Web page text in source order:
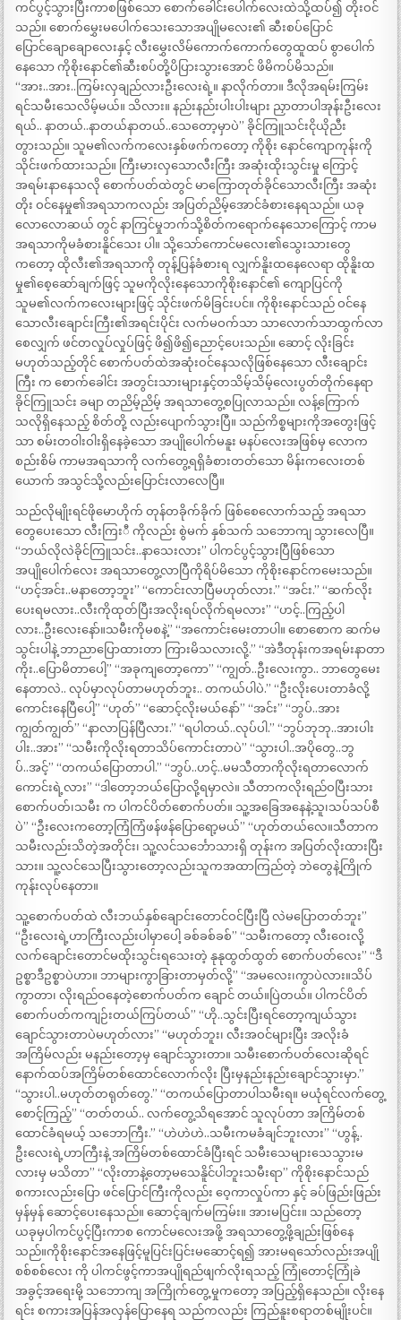
ကင်ပွင့်သွားပြီးကာစဖြစ်သော စောက်ခေါင်းပေါက်လေးထဲသို့ထပ်၍ တိုးဝင်
သည်။ စောက်မွှေးမပေါက်သေးသောအပျိုမလေး၏ ဆီးစပ်ပြောင်
ပြောင်ချောချောလေးနှင့် လီးမွှေးလိမ်ကောက်ကောက်တွေထူထပ် စွာပေါက်
နေသော ကိုစိုးနောင်၏ဆီးစပ်တို့ပိပြားသွားအောင် ဖိမိကပ်မိသည်။
“အား..အား..ကြမ်းလှချည်လားဦးလေးရဲ့။ နာလိုက်တာ။ ဒီလိုအရမ်းကြမ်း
ရင်သမီးသေလိမ့်မယ်။ သိလား။ နည်းနည်းပါးပါးများ ညှာတာပါအုန်းဦးလေး
ရယ်.. နာတယ်..နာတယ်နာတယ်..သေတော့မှာပဲ” ခိုင်ကြူသင်းငိုယိုညီး
တွားသည်။ သူမ၏လက်ကလေးနှစ်ဖက်ကတော့ ကိုစိုး နောင်ကျောကုန်းကို
သိုင်းဖက်ထားသည်။ ကြီးမားလှသောလီးကြီး အဆုံးထိုးသွင်းမှု ကြောင့်
အရမ်းနာနေသလို စောက်ပတ်ထဲတွင် မာကြောတုတ်ခိုင်သောလီးကြီး အဆုံး
တိုး ဝင်နေမှု၏အရသာကလည်း အပြတ်ညိမ့်အောင်ခံစားနေရသည်။ ယခု
လောလောဆယ် တွင် နာကြင်မှုဘက်သို့စိတ်ကရောက်နေသောကြောင့် ကာမ
အရသာကိုမခံစားနိူင်သေး ပါ။ သို့သော်ကောင်မလေး၏သွေးသားတွေ
ကတော့ ထိုလီး၏အရသာကို တုန့်ပြန်ခံစားရ လျှက်နိူးထနေလေရာ ထိုနိူးထ
မှု၏စေ့ဆော်ချက်ဖြင့် သူမကိုလိုးနေသောကိုစိုးနောင်၏ ကျောပြင်ကို
သူမ၏လက်ကလေးများဖြင့် သိုင်းဖက်မိခြင်းပင်။ ကိုစိုးနောင်သည် ဝင်နေ
သောလီးချောင်းကြီး၏အရင်းပိုင်း လက်မဝက်သာ သာလောက်သာထွက်လာ
စေလျှက် ဖင်တလှုပ်လှုပ်ဖြင့် ဖိ၍ဖိ၍ညောင့်ပေးသည်။ ဆောင့် လိုးခြင်း
မဟုတ်သည့်တိုင် စောက်ပတ်ထဲအဆုံးဝင်နေသလိုဖြစ်နေသော လီးချောင်း
ကြီး က စောက်ခေါင်း အတွင်းသားများနှင့်တသိမ့်သိမ့်လေးပွတ်တိုက်နေရာ
ခိုင်ကြူသင်း ခမျာ တညိမ့်ညိမ့် အရသာတွေ့စပြုလာသည်။ လန့်ကြောက်
သလိုရှိနေသည့် စိတ်တို့ လည်းပျောက်သွားပြီ။ သည်ကိစ္စများကိုအတွေးဖြင့်
သာ စမ်းတဝါးဝါးရှိနေခဲ့သော အပျိုပေါက်မနူး မနပ်လေးအဖြစ်မှ လောက
စည်းစိမ် ကာမအရသာကို လက်တွေ့ရရှိခံစားတတ်သော မိန်းကလေးတစ်
ယောက် အသွင်သို့လည်းပြောင်းလာလေပြီ။
သည်လိုမျိုးရင်ဖိုမောဟိုက် တုန်တခိုက်ခိုက် ဖြစ်စေလောက်သည့် အရသာ
တွေပေးသော လီးကြးီ ကိုလည်း စွဲမက် နှစ်သက် သဘောကျ သွားလေပြီ။
“ဘယ်လိုလဲခိုင်ကြူသင်း..နာသေးလား” ပါကင်ပွင့်သွားပြီဖြစ်သော
အပျိုပေါက်လေး အရသာတွေ့လာပြီကိုရိပ်မိသော ကိုစိုးနောင်ကမေးသည်။
“ဟင့်အင်း..မနာတော့ဘူး” “ကောင်းလာပြီမဟုတ်လား.” “အင်း.” “ဆက်လိုး
ပေးရမလား..လီးကိုထုတ်ပြီးအလိုးရပ်လိုက်ရမလား” “ဟင့်..ကြည့်ပါ
လား..ဦးလေးနော်။သမီးကိုမစနဲ့” “အကောင်းမေးတာပါ။ စောစောက ဆက်မ
သွင်းပါနဲ့ ဘာညာပြောထားတာ ကြားမိသလားလို့.” “အဲဒီတုန်းကအရမ်းနာတာ
ကိုး..ပြောမိတာပေါ့” “အခုကျတော့ကော” “ကျွတ်..ဦးလေးကွာ.. ဘာတွေမေး
နေတာလဲ.. လုပ်မှာလုပ်တာမဟုတ်ဘူး.. တကယ်ပါပဲ.” “ဦးလိုးပေးတာခံလို့
ကောင်းနေပြီပေါ့” “ဟုတ်” “ဆောင့်လိုးမယ်နော်” “အင်း” “ဘွပ်..အား
ကျွတ်ကျွတ်” “နာလာပြန်ပြီလား.” “ရပါတယ်..လုပ်ပါ.” “ဘွပ်ဘုဘု..အားပါး
ပါး..အား” “သမီးကိုလိုးရတာသိပ်ကောင်းတာပဲ” “သွားပါ..အပိုတွေ..ဘွ
ပ်..အင့်” “တကယ်ပြောတာပါ.” “ဘွပ်..ဟင့်..မမသီတာကိုလိုးရတာလောက်
ကောင်းရဲ့လား” “ဒါတော့ဘယ်ပြောလို့ရမှာလဲ။ သီတာကလိုးရည်ဝပြီးသား
စောက်ပတ်၊သမီး က ပါကင်ပိတ်စောက်ပတ်။ သူ့အခြေအနေနဲ့သူ၊သပ်သပ်စီ
ပဲ” “ဦးလေးကတော့ကြံကြံဖန်ဖန်ပြောရော့မယ်” “ဟုတ်တယ်လေ။သီတာက
သမီးလည်းသိတဲ့အတိုင်း၊ သူ့လင်သင်္ဘောသားရှိ တုန်းက အပြတ်လိုးထားပြီး
သား။ သူ့လင်သေပြီးသွားတော့လည်းသူကအထာကြည်တဲ့ ဘဲတွေနဲ့ကြိုက်
ကုန်းလုပ်နေတာ။
သူ့စောက်ပတ်ထဲ လီးဘယ်နှစ်ချောင်းတောင်ဝင်ပြီးပြီ လဲမပြောတတ်ဘူး”
“ဦးလေးရဲ့ဟာကြီးလည်းပါမှာပေါ့ ခစ်ခစ်ခစ်” “သမီးကတော့ လီးဝေးလို့
လက်ချောင်းတောင်မထိုးသွင်းရသေးတဲ့ နုနုထွတ်ထွတ် စောက်ပတ်လေး” “ဒီ
ဥစ္စာဒီဥစ္စာပဲဟာ။ ဘာများကွာခြားတာမှတ်လို့” “အမလေး၊ကွာပဲလား။သိပ်
ကွာတာ၊ လိုးရည်ဝနေတဲ့စောက်ပတ်က ချောင် တယ်။ပြဲတယ်။ ပါကင်ပိတ်
စောက်ပတ်ကကျဉ်းတယ်ကြပ်တယ်” “ဟို..သွင်းပြီးရင်တော့ကျယ်သွား
ချောင်သွားတာပဲမဟုတ်လား” “မဟုတ်ဘူး၊ လီးအဝင်များပြီး အလိုးခံ
အကြိမ်လည်း မနည်းတော့မှ ချောင်သွားတာ။ သမီးစောက်ပတ်လေးဆိုရင်
နောက်ထပ်အကြိမ်တစ်ထောင်လောက်လိုး ပြီးမှနည်းနည်းချောင်သွားမှာ.”
“သွားပါ..မဟုတ်တရုတ်တွေ.” “တကယ်ပြောတာပါသမီးရ။ မယုံရင်လက်တွေ့
စောင့်ကြည့်” “တတ်တယ်.. လက်တွေ့သိရအောင် သူလုပ်တာ အကြိမ်တစ်
ထောင်ခံရမယ့် သဘောကြီး.” “ဟဲဟဲဟဲ..သမီးကမခံချင်ဘူးလား” “ဟွန့်..
ဦးလေးရဲ့ဟာကြီးနဲ့ အကြိမ်တစ်ထောင်ခံပြီးရင် သမီးသေများသေသွားမ
လားမှ မသိတာ” “လိုးတာနဲ့တော့မသေနိူင်ပါဘူးသမီးရာ” ကိုစိုးနောင်သည်
စကားလည်းပြော ဖင်ပြောင်ကြီးကိုလည်း ဝေ့ကာလှုပ်ကာ နှင့် ခပ်ဖြည်းဖြည်း
မှန်မှန် ဆောင့်ပေးနေသည်။ ဆောင့်ချက်မကြမ်း။ အားမပြင်း။ သည်တော့
ယခုမှပါကင်ပွင့်ပြီးကာစ ကောင်မလေးအဖို့ အရသာတွေ့ဖို့ချည်းဖြစ်နေ
သည်။ကိုစိုးနောင်အနေဖြင့်မူပြင်းပြင်းမဆောင့်ရ၍ အားမရသော်လည်းအပျို
စစ်စစ်လေး ကို ပါကင်ဖွင့်ကာအပျိုရည်ဖျက်လိုးရသည့် ကြုံတောင့်ကြုံခဲ
အခွင့်အရေးမို့ သဘောကျ အကြိုက်တွေ့မှုကတော့ အပြည့်ရှိနေသည်။ လိုးနေ
ရင်း စကားအပြန်အလှန်ပြောနေရ သည်ကလည်း ကြည်နူးစရာတစ်မျိုးပင်။